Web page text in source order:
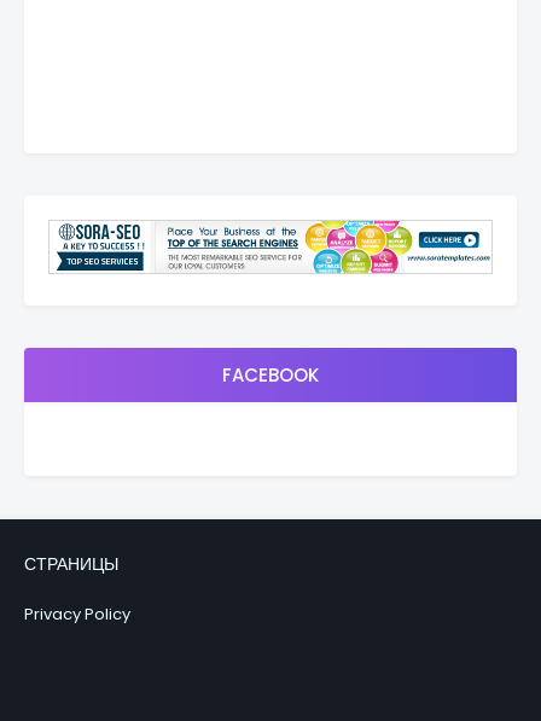
FACEBOOK
СТРАНИЦЫ
Privacy Policy